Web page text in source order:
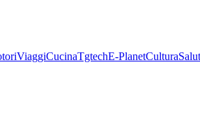
ViaggiCucinaTgtechE-PlanetCultura